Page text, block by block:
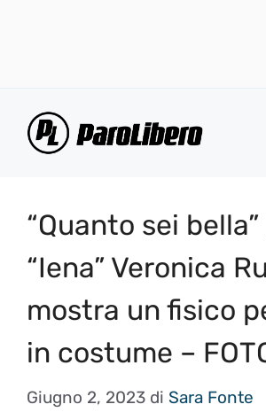
“Quanto sei bella”
“Iena” Veronica
mostra un fisico
in costume –
Giugno 2, 2023 di Sara Fonte